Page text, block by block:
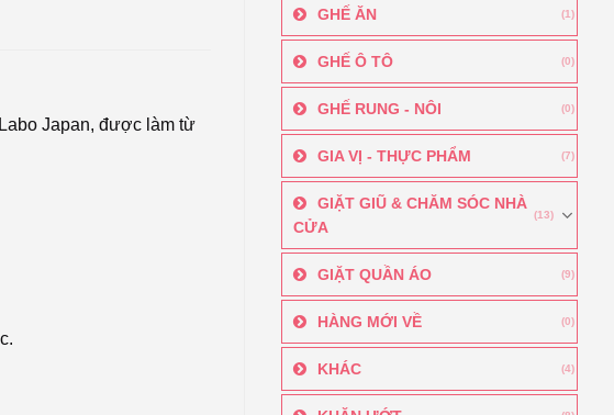
GHẾ ĂN (1)
GHẾ Ô TÔ (0)
GHẾ RUNG - NÔI (0)
GIA VỊ - THỰC PHẨM (7)
GIẶT GIŨ & CHĂM SÓC NHÀ
CỬA
(13)
GIẶT QUẦN ÁO (9)
HÀNG MỚI VỀ (0)
KHÁC (4)
Japan, được làm từ